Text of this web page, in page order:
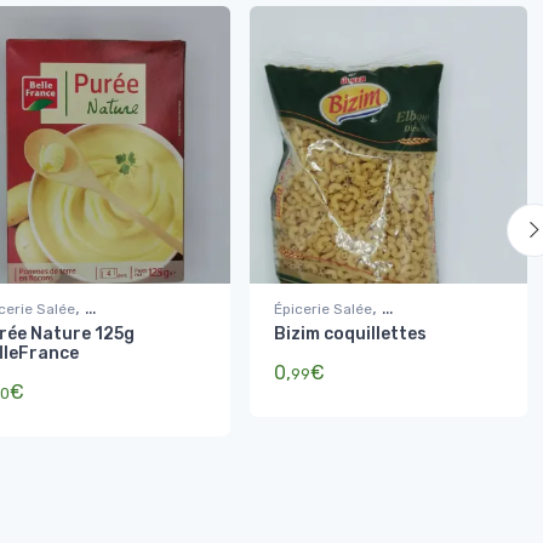
Salée,
riz, féculents
Nature 125g
€
Épicerie Salée,
Pâtes, riz, féculents
Bizim coquillettes
0,99€